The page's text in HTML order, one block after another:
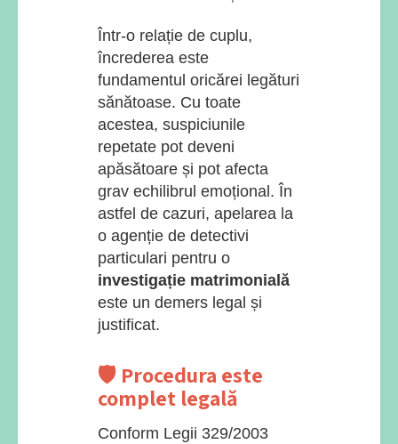
Într-o relație de cuplu,
încrederea este
fundamentul oricărei legături
sănătoase. Cu toate
acestea, suspiciunile
repetate pot deveni
apăsătoare și pot afecta
grav echilibrul emoțional. În
astfel de cazuri, apelarea la
o agenție de detectivi
particulari pentru o
investigație matrimonială
este un demers legal și
justificat.
🛡️ Procedura este
complet legală
Conform Legii 329/2003